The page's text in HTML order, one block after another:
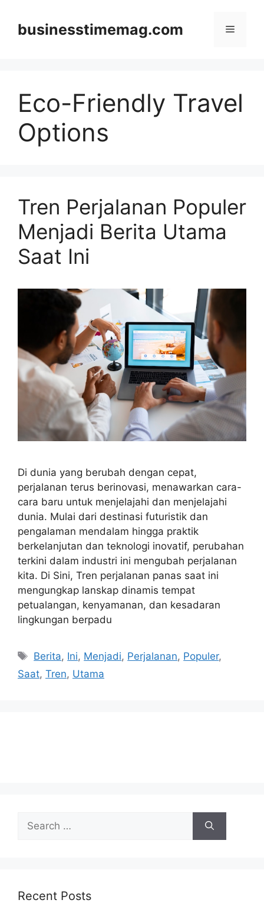
contentbusinesstimemag.com Menu
Eco-Friendly Travel
Options
Tren Perjalanan Populer
Menjadi Berita Utama
Saat Ini
Di dunia yang berubah dengan cepat,
perjalanan terus berinovasi, menawarkan cara-
cara baru untuk menjelajahi dan menjelajahi
dunia. Mulai dari destinasi futuristik dan
pengalaman mendalam hingga praktik
berkelanjutan dan teknologi inovatif, perubahan
terkini dalam industri ini mengubah perjalanan
kita. Di Sini, Tren perjalanan panas saat ini
mengungkap lanskap dinamis tempat
petualangan, kenyamanan, dan kesadaran
lingkungan berpadu
Tags
Berita, Ini, Menjadi, Perjalanan, Populer,
Saat, Tren, Utama
Search
for:
Recent Posts